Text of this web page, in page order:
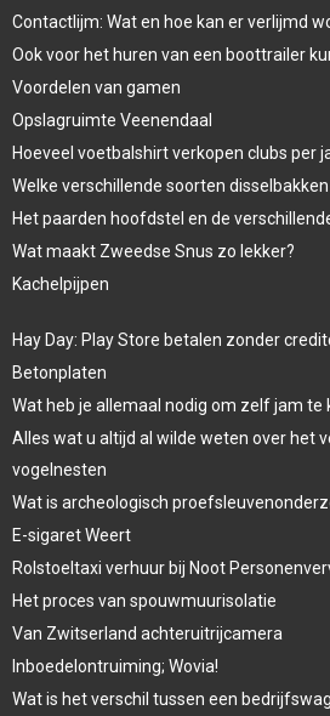
Contactlijm: Wat en hoe kan er verlijmd
Ook voor het huren van een boottrailer
Voordelen van gamen
Opslagruimte Veenendaal
Hoeveel voetbalshirt verkopen clubs per
Welke verschillende soorten
Het paarden hoofdstel en de
Wat maakt Zweedse Snus zo lekker?
Kachelpijpen
Hay Day: Play Store betalen zonder
Betonplaten
Wat heb je allemaal nodig om zelf jam te
Alles wat u altijd al wilde weten over het
vogelnesten
Wat is archeologisch
E-sigaret Weert
Rolstoeltaxi verhuur bij Noot
Het proces van spouwmuurisolatie
Van Zwitserland achteruitrijcamera
Inboedelontruiming; Wovia!
Wat is het verschil tussen een